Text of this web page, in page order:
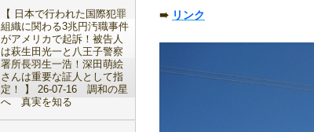
【 日本で行われた国際犯罪
組織に関わる3兆円汚職事件
がアメリカで起訴！被告人
は萩生田光一と八王子警察
署所長羽生一浩！深田萌絵
さんは重要な証人として指
定！ 】 26-07-16 調和の星
へ 真実を知る
➠ リンク